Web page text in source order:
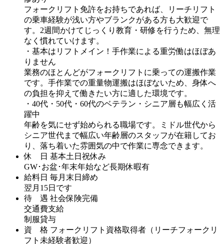
フォークリフト免許をお持ちであれば、リーチリフト
の乗車経験が浅い方やブランクがある方も大歓迎で
す。2週間かけてじっくり教育・研修を行うため、無理
なく慣れていけます。
・基本はリフトメイン！手作業による重労働はほぼあ
りません
業務のほとんどがフォークリフトに乗っての運搬作業
です。手作業での重量物運搬はほぼないため、身体へ
の負担を抑えて働きたい方に適した環境です。
・40代・50代・60代のベテラン・シニア層も幅広く活
躍中
年齢を気にせず始められる職場です。ミドル世代から
シニア世代まで幅広い年齢層のスタッフが在籍してお
り、落ち着いた雰囲気の中で作業に専念できます。
休 日 基本土日祝休み
GW･お盆･年末年始など長期休暇有
給料日 毎月末日締め
翌月15日です
待 遇 社会保険完備
交通費支給
制服貸与
資 格 フォークリフト資格取得者（リーチフォークリ
フト未経験者歓迎）